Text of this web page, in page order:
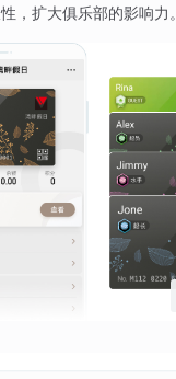
，扩大俱乐部的影响力。